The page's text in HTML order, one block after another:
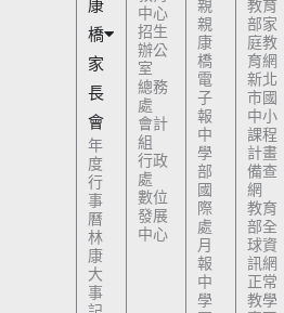
康
橋
家
長
會
年
度
行
事
曆
林
康
大
事
中心
招生
辦公
室
總務
處
會計
組
行政
處
數位
發展
中心
親
親
康
橋
電
子
報
中
學
部
國
際
處
月
報
中
學
教育
部家
庭教
育網
新北
市國
中小
課程
計畫
備查
網
教育
部全
球資
訊網
正常
教學